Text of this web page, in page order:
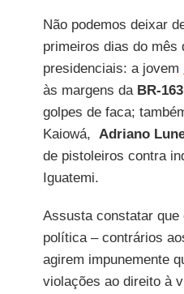
Não podemos deixar
primeiros dias do mês
presidenciais: a jovem
às margens da BR-163
golpes de faca;
Kaiowá, Adriano
de pistoleiros contra
Iguatemi.
Assusta constatar
política – contrários
agirem impunemente
violações ao direito à